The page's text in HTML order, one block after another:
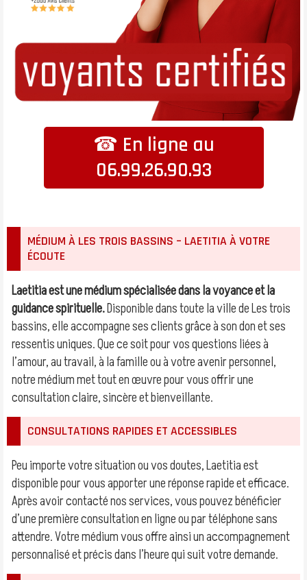
☎ En ligne au
06.99.26.90.93
MÉDIUM À LES TROIS BASSINS – LAETITIA À VOTRE
ÉCOUTE
Laetitia est une médium spécialisée dans la voyance et la
guidance spirituelle.Disponible dans toute la ville de Les trois
bassins, elle accompagne ses clients grâce à son don et ses
ressentis uniques. Que ce soit pour vos questions liées à
l’amour, au travail, à la famille ou à votre avenir personnel,
notre médium met tout en œuvre pour vous offrir une
consultation claire, sincère et bienveillante.
CONSULTATIONS RAPIDES ET ACCESSIBLES
Peu importe votre situation ou vos doutes, Laetitia est
disponible pour vous apporter une réponse rapide et efficace.
Après avoir contacté nos services, vous pouvez bénéficier
d’une première consultation en ligne ou par téléphone sans
attendre. Votre médium vous offre ainsi un accompagnement
personnalisé et précis dans l’heure qui suit votre demande.